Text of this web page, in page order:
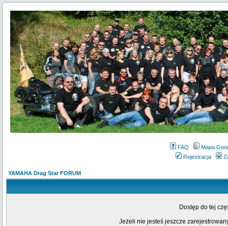
FAQ
Mapa
Rejestracja
YAMAHA Drag Star FORUM
Dostęp do tej
Jeżeli nie jesteś jeszcze